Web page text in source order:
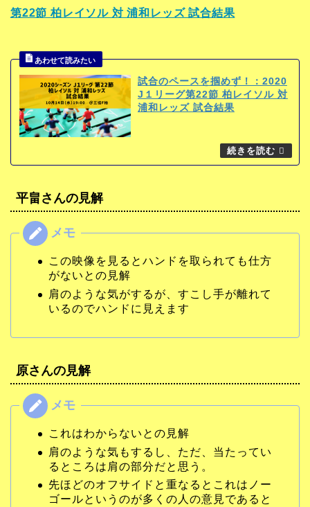
第22節 柏レイソル 対 浦和レッズ 試合結果
試合のペースを掴めず！：2020
J１リーグ第22節 柏レイソル 対
浦和レッズ 試合結果
平畠さんの見解
この映像を見るとハンドを取られても仕方
がないとの見解
肩のような気がするが、すこし手が離れて
いるのでハンドに見えます
原さんの見解
これはわからないとの見解
肩のような気もするし、ただ、当たってい
るところは肩の部分だと思う。
先ほどのオフサイドと重なるとこれはノー
ゴールというのが多くの人の意見であると